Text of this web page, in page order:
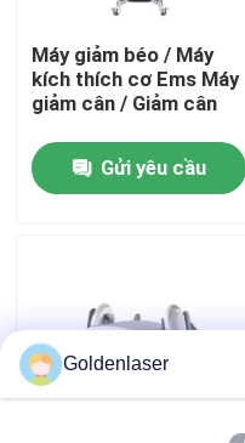
Về chúng tôi
Kiểm soát chất lượng
Tin tức
Máy giảm béo / Máy
kích thích cơ Ems Máy
giảm cân / Giảm cân
Gửi yêu cầu
Goldenlaser